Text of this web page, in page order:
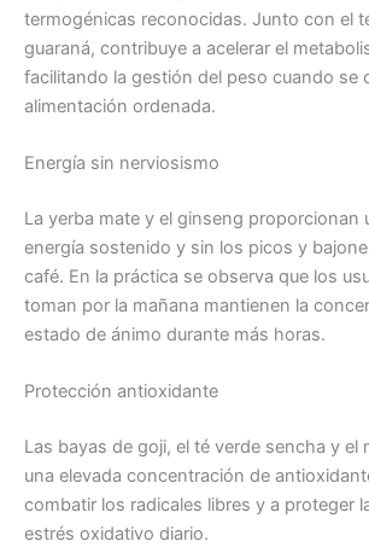
termogénicas reconocidas. Junto con el
guaraná, contribuye a acelerar el
facilitando la gestión del peso cuando se
alimentación ordenada.
Energía sin nerviosismo
La yerba mate y el ginseng proporcionan
energía sostenido y sin los picos y
café. En la práctica se observa que los
toman por la mañana mantienen la
estado de ánimo durante más horas.
Protección antioxidante
Las bayas de goji, el té verde sencha y el
una elevada concentración de
combatir los radicales libres y a proteger
estrés oxidativo diario.